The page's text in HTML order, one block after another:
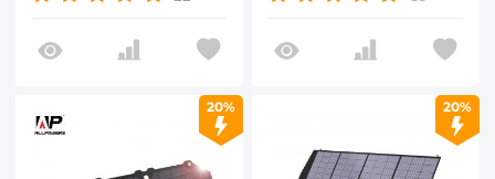
kempingu,
kompatybilna z
iPad, Samsung
Galaxy
telefonu Wentylatory
Latarki Zegarki Małe
20% 20%